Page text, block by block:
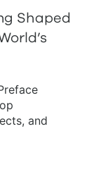
Shaped
and